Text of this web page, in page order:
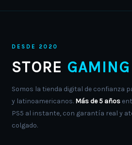
DESDE 2020
STORE GAMING
Somos la tienda digital de confianza
y latinoamericanos. Más de 5 años
PS5 al instante, con garantía real y
colgado.